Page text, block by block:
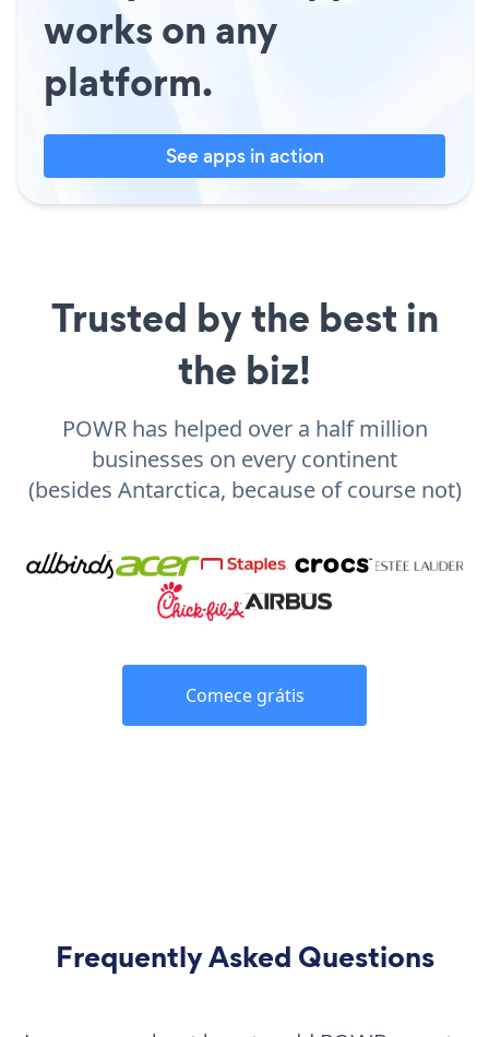
works on any
platform.
See apps in action
Trusted by the best in
the biz!
POWR has helped over a half million
businesses on every continent
(besides Antarctica, because of course not)
Comece grátis
Frequently Asked Questions